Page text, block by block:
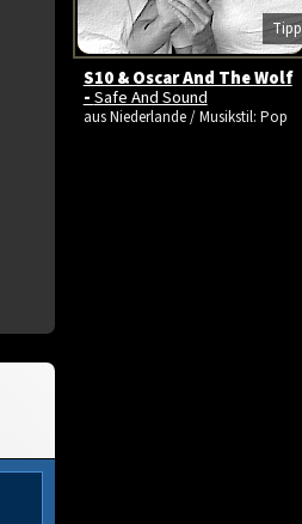
Tipp
S10 & Oscar And The Wolf
-Safe And Sound
aus Niederlande / Musikstil: Pop